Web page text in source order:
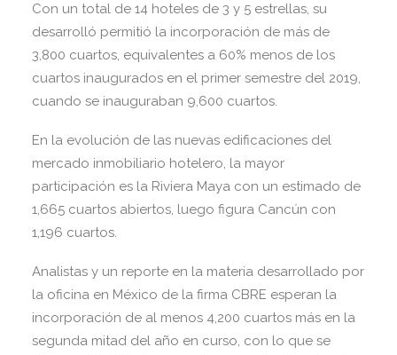
Search
Con un total de 14 hoteles de 3 y 5 estrellas, su
desarrolló permitió la incorporación de más de
3,800 cuartos, equivalentes a 60% menos de los
cuartos inaugurados en el primer semestre del 2019,
cuando se inauguraban 9,600 cuartos.
En la evolución de las nuevas edificaciones del
mercado inmobiliario hotelero, la mayor
participación es la Riviera Maya con un estimado de
1,665 cuartos abiertos, luego figura Cancún con
1,196 cuartos.
Analistas y un reporte en la materia desarrollado por
la oficina en México de la firma CBRE esperan la
incorporación de al menos 4,200 cuartos más en la
segunda mitad del año en curso, con lo que se